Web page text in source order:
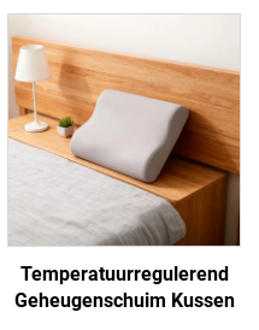
Temperatuurregulerend
Geheugenschuim Kussen